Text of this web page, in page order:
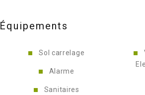
Équipements
Sol carrelage
Alarme
Sanitaires